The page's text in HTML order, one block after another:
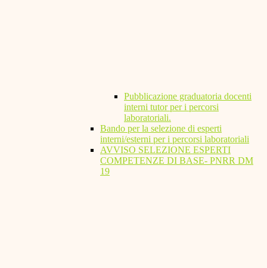
Pubblicazione graduatoria docenti
interni tutor per i percorsi
laboratoriali.
Bando per la selezione di esperti
interni/esterni per i percorsi laboratoriali
AVVISO SELEZIONE ESPERTI
COMPETENZE DI BASE- PNRR DM
19